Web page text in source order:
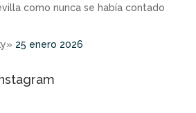
como nunca se había contado
25 enero 2026